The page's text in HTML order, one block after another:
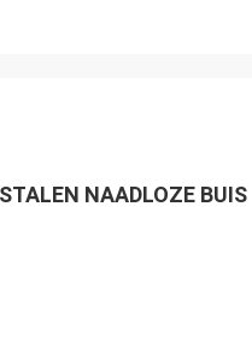
NAADLOZE BUIS